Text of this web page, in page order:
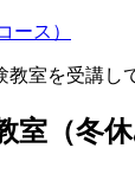
ース）
室を受講し
室（冬